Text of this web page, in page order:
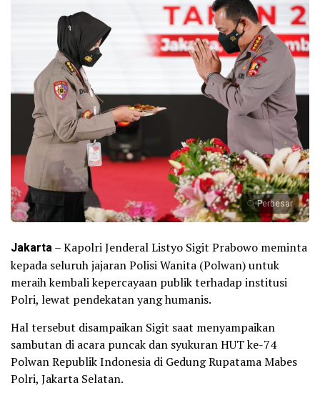
Perbesar
Jakarta– Kapolri Jenderal Listyo Sigit Prabowo meminta
kepada seluruh jajaran Polisi Wanita (Polwan) untuk
meraih kembali kepercayaan publik terhadap institusi
Polri, lewat pendekatan yang humanis.
Hal tersebut disampaikan Sigit saat menyampaikan
sambutan di acara puncak dan syukuran HUT ke-74
Polwan Republik Indonesia di Gedung Rupatama Mabes
Polri, Jakarta Selatan.